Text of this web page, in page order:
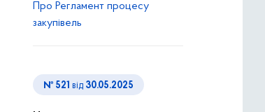
Про Регламент процесу
закупівель
№ 521 від 30.05.2025